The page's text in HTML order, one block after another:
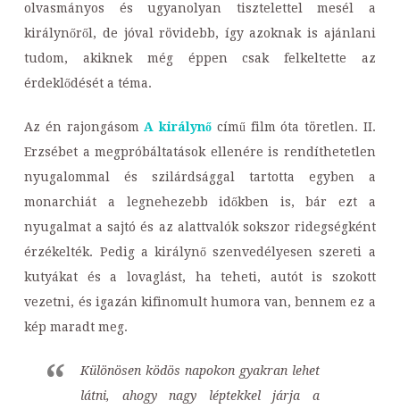
olvasmányos és ugyanolyan tisztelettel mesél a
királynőről, de jóval rövidebb, így azoknak is ajánlani
tudom, akiknek még éppen csak felkeltette az
érdeklődését a téma.
Az én rajongásom A királynő című film óta töretlen. II.
Erzsébet a megpróbáltatások ellenére is rendíthetetlen
nyugalommal és szilárdsággal tartotta egyben a
monarchiát a legnehezebb időkben is, bár ezt a
nyugalmat a sajtó és az alattvalók sokszor ridegségként
érzékelték. Pedig a királynő szenvedélyesen szereti a
kutyákat és a lovaglást, ha teheti, autót is szokott
vezetni, és igazán kifinomult humora van, bennem ez a
kép maradt meg.
Különösen ködös napokon gyakran lehet
látni, ahogy nagy léptekkel járja a